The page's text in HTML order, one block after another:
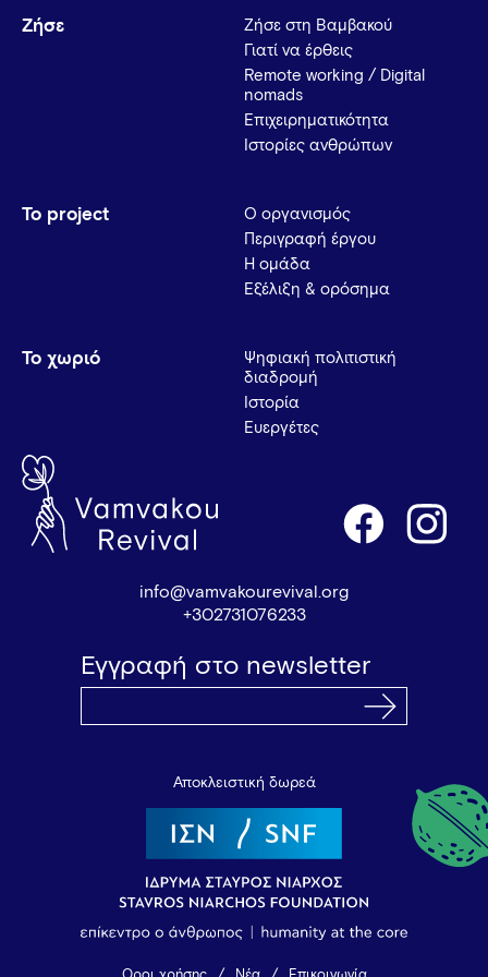
Ζήσε
Ζήσε στη Βαμβακού
Γιατί να έρθεις
Remote working / Digital
nomads
Επιχειρηματικότητα
Ιστορίες ανθρώπων
Το project
Ο οργανισμός
Περιγραφή έργου
Η ομάδα
Εξέλιξη & ορόσημα
Το χωριό
Ψηφιακή πολιτιστική
διαδρομή
Ιστορία
Ευεργέτες
info@vamvakourevival.org
+302731076233
Εγγραφή στο newsletter
Αποκλειστική δωρεά